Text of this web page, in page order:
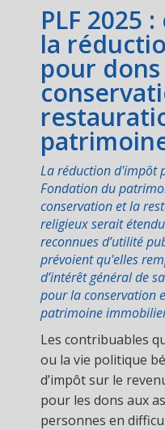
PLF 2025
la
pour
La réduction d'impôt
Fondation du
conservation et la
religieux serait
reconnues d’utilité
prévoient qu'elles
d’intérêt général de
pour la conservation
patrimoine
Les contribuables
ou la vie politique
d’impôt sur le
pour les dons aux
personnes en